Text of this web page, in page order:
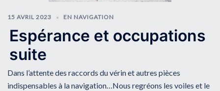
15 AVRIL 2023 EN NAVIGATION
Espérance et occupations
suite
Dans l’attente des raccords du vérin et autres pièces
indispensables à la navigation…Nous regréons les voiles et le